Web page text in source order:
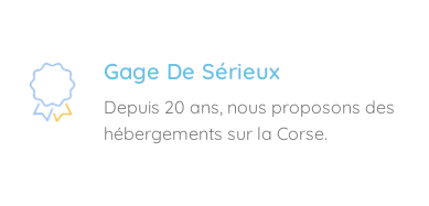
Gage De Sérieux
Depuis 20 ans, nous proposons des
hébergements sur la Corse.